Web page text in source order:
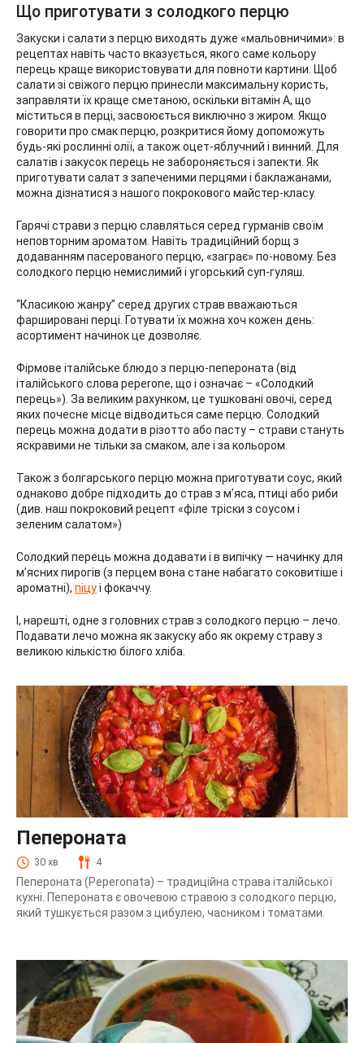
Що приготувати з солодкого перцю
Закуски і салати з перцю виходять дуже «мальовничими»: в
рецептах навіть часто вказується, якого саме кольору
перець краще використовувати для повноти картини. Щоб
салати зі свіжого перцю принесли максимальну користь,
заправляти їх краще сметаною, оскільки вітамін А, що
міститься в перці, засвоюється виключно з жиром. Якщо
говорити про смак перцю, розкритися йому допоможуть
будь-які рослинні олії, а також оцет-яблучний і винний. Для
салатів і закусок перець не забороняється і запекти. Як
приготувати салат з запеченими перцями і баклажанами,
можна дізнатися з нашого покрокового майстер-класу.
Гарячі страви з перцю славляться серед гурманів своїм
неповторним ароматом. Навіть традиційний борщ з
додаванням пасерованого перцю, «заграє» по-новому. Без
солодкого перцю немислимий і угорський суп-гуляш.
“Класикою жанру” серед других страв вважаються
фаршировані перці. Готувати їх можна хоч кожен день:
асортимент начинок це дозволяє.
Фірмове італійське блюдо з перцю-пепероната (від
італійського слова peperone, що і означає – «Солодкий
перець»). За великим рахунком, це тушковані овочі, серед
яких почесне місце відводиться саме перцю. Солодкий
перець можна додати в різотто або пасту – страви стануть
яскравими не тільки за смаком, але і за кольором.
Також з болгарського перцю можна приготувати соус, який
однаково добре підходить до страв з м’яса, птиці або риби
(див. наш покроковий рецепт «філе тріски з соусом і
зеленим салатом»)
Солодкий перець можна додавати і в випічку — начинку для
м’ясних пирогів (з перцем вона стане набагато соковитіше і
ароматні), піцуі фокаччу.
І, нарешті, одне з головних страв з солодкого перцю – лечо.
Подавати лечо можна як закуску або як окрему страву з
великою кількістю білого хліба.
Пепероната
30 хв 4
Пепероната (Peperonata) – традиційна страва італійської
кухні. Пепероната є овочевою стравою з солодкого перцю,
який тушкується разом з цибулею, часником і томатами.